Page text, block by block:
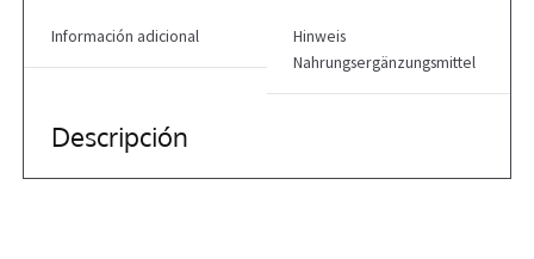
Información adicional
Hinweis
Nahrungsergänzungsmittel
Descripción